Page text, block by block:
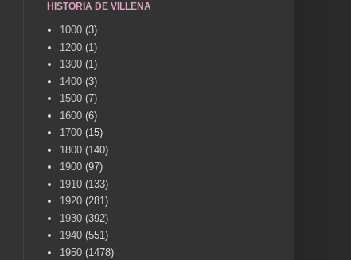
HISTORIA DE VILLENA
1000 (3)
1200 (1)
1300 (1)
1400 (3)
1500 (7)
1600 (6)
1700 (15)
1800 (140)
1900 (97)
1910 (133)
1920 (281)
1930 (392)
1940 (551)
1950 (1478)